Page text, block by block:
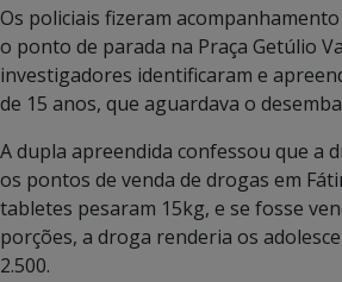
Os policiais fizeram
o ponto de parada na Praça Getúlio
investigadores identificaram e
de 15 anos, que aguardava o
A dupla apreendida confessou que a
os pontos de venda de drogas em
tabletes pesaram 15kg, e se fosse
porções, a droga renderia os
2.500.